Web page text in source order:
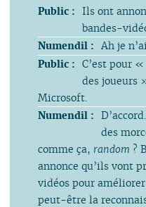
Public : Ils ont
bandes-
Numendil : Ah je
Public : C’est pour
des joueurs
Microsoft.
Numendil :
des
comme ça, random ?
annonce qu’ils vont
vidéos pour
peut-être la